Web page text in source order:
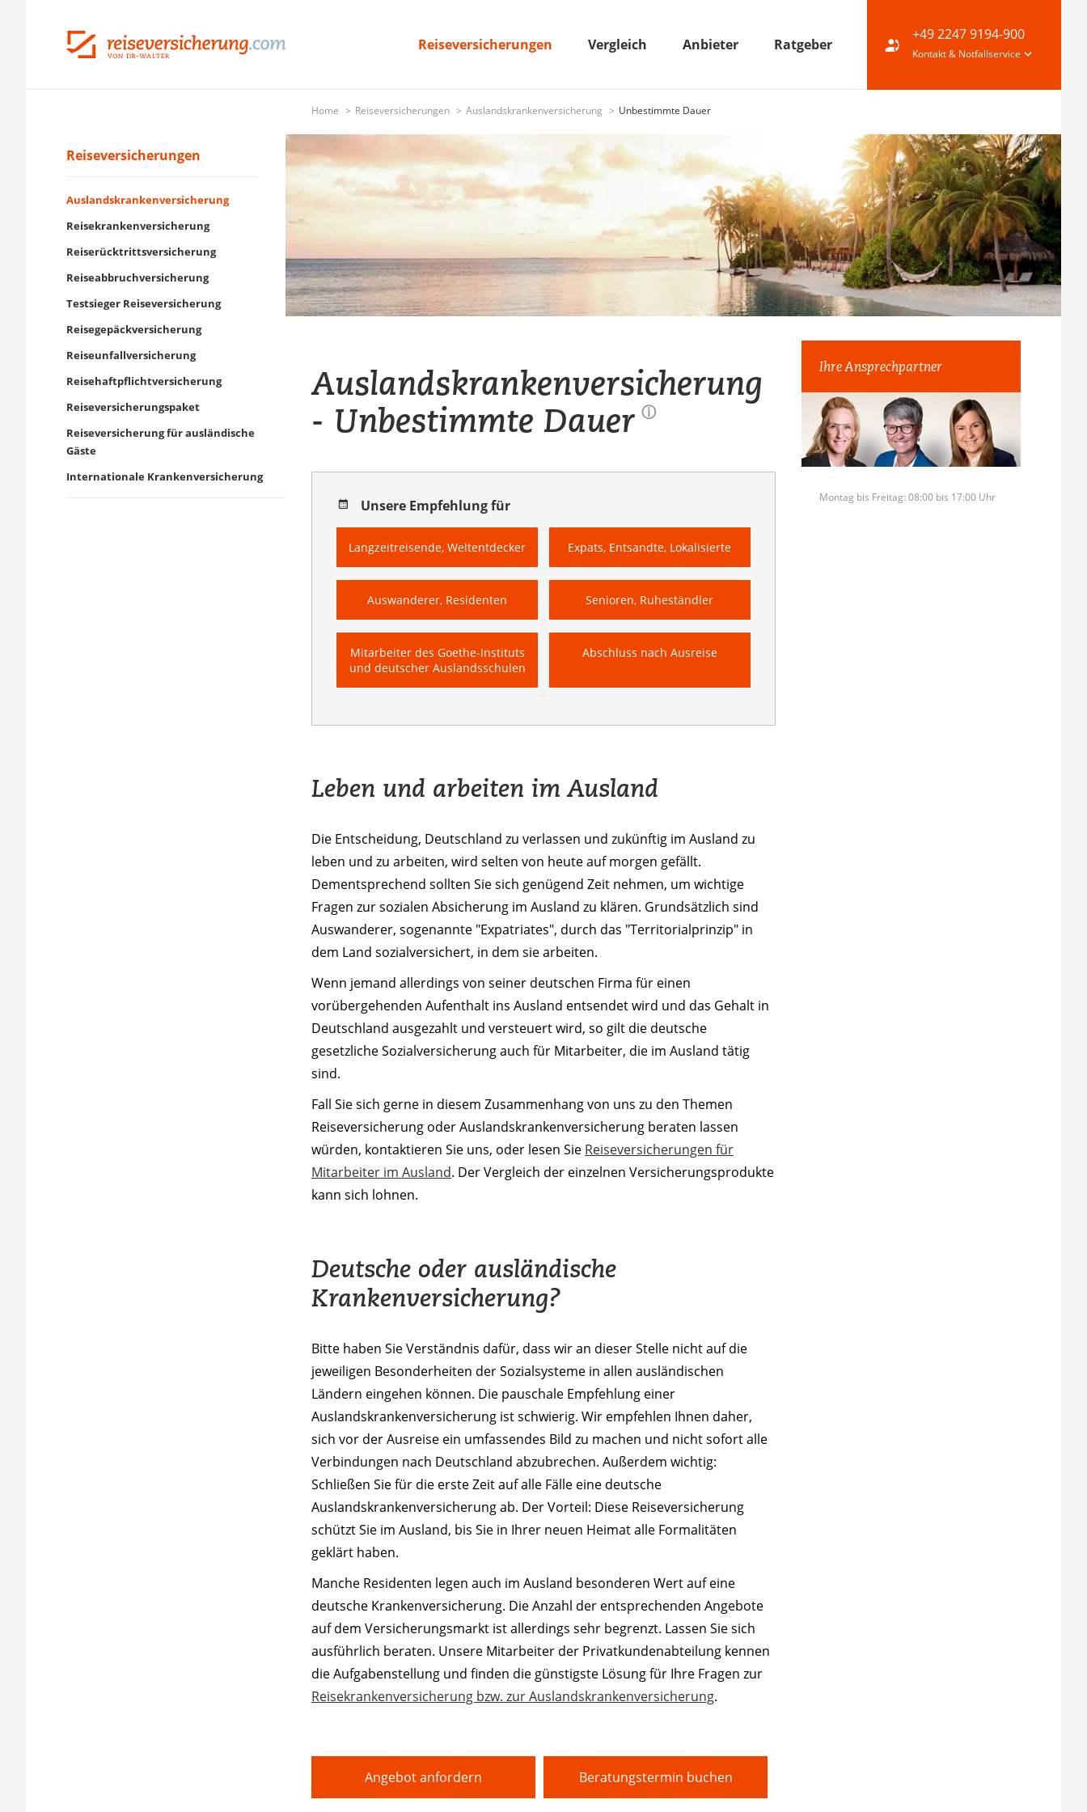
Reiseversicherungen Vergleich Anbieter Ratgeber
+49 2247 9194-900
Kontakt & Notfallservice
Home Reiseversicherungen Auslandskrankenversicherung Unbestimmte Dauer
Reiseversicherungen
Auslandskrankenversicherung
Reisekrankenversicherung
Reiserücktrittsversicherung
Reiseabbruchversicherung
Testsieger Reiseversicherung
Reisegepäckversicherung
Reiseunfallversicherung
Reisehaftpflichtversicherung
Reiseversicherungspaket
Reiseversicherung für ausländische
Gäste
Internationale Krankenversicherung
Auslandskrankenversicherung
- Unbestimmte Dauerⓘ
Unsere Empfehlung für
Langzeitreisende, Weltentdecker Expats, Entsandte, Lokalisierte
Auswanderer, Residenten Senioren, Ruheständler
Mitarbeiter des Goethe-Instituts
und deutscher Auslandsschulen
Abschluss nach Ausreise
Leben und arbeiten im Ausland
Die Entscheidung, Deutschland zu verlassen und zukünftig im Ausland zu
leben und zu arbeiten, wird selten von heute auf morgen gefällt.
Dementsprechend sollten Sie sich genügend Zeit nehmen, um wichtige
Fragen zur sozialen Absicherung im Ausland zu klären. Grundsätzlich sind
Auswanderer, sogenannte "Expatriates", durch das "Territorialprinzip" in
dem Land sozialversichert, in dem sie arbeiten.
Wenn jemand allerdings von seiner deutschen Firma für einen
vorübergehenden Aufenthalt ins Ausland entsendet wird und das Gehalt in
Deutschland ausgezahlt und versteuert wird, so gilt die deutsche
gesetzliche Sozialversicherung auch für Mitarbeiter, die im Ausland tätig
sind.
Fall Sie sich gerne in diesem Zusammenhang von uns zu den Themen
Reiseversicherung oder Auslandskranken­versicherung beraten lassen
würden, kontaktieren Sie uns, oder lesen Sie Reiseversicherungen für
Mitarbeiter im Ausland. Der Vergleich der einzelnen Versicherungsprodukte
kann sich lohnen.
Deutsche oder ausländische
Krankenversicherung?
Bitte haben Sie Verständnis dafür, dass wir an dieser Stelle nicht auf die
jeweiligen Besonderheiten der Sozialsysteme in allen ausländischen
Ländern eingehen können. Die pauschale Empfehlung einer
Auslandskrankenversicherung ist schwierig. Wir empfehlen Ihnen daher,
sich vor der Ausreise ein umfassendes Bild zu machen und nicht sofort alle
Verbindungen nach Deutschland abzubrechen. Außerdem wichtig:
Schließen Sie für die erste Zeit auf alle Fälle eine deutsche
Auslandskrankenversicherung ab. Der Vorteil: Diese Reiseversicherung
schützt Sie im Ausland, bis Sie in Ihrer neuen Heimat alle Formalitäten
geklärt haben.
Manche Residenten legen auch im Ausland besonderen Wert auf eine
deutsche Krankenversicherung. Die Anzahl der entsprechenden Angebote
auf dem Versicherungsmarkt ist allerdings sehr begrenzt. Lassen Sie sich
ausführlich beraten. Unsere Mitarbeiter der Privatkundenabteilung kennen
die Aufgabenstellung und finden die günstigste Lösung für Ihre Fragen zur
Reisekrankenversicherung bzw. zur Auslandskrankenversicherung.
Angebot anfordern Beratungstermin buchen
Ihre Ansprechpartner
Montag bis Freitag: 08:00 bis 17:00 Uhr